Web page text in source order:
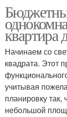
квартира
Начинаем со
квадрата. Этот
учитывая
планировку так,
небольшой